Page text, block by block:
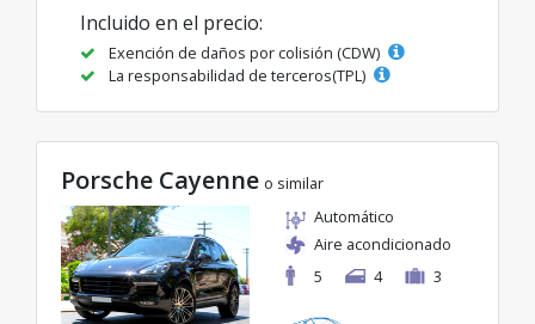
Incluido en el precio:
Exención de daños por colisión (CDW)
La responsabilidad de terceros(TPL)
Porsche Cayenne o similar
Automático
Aire acondicionado
5
4 3